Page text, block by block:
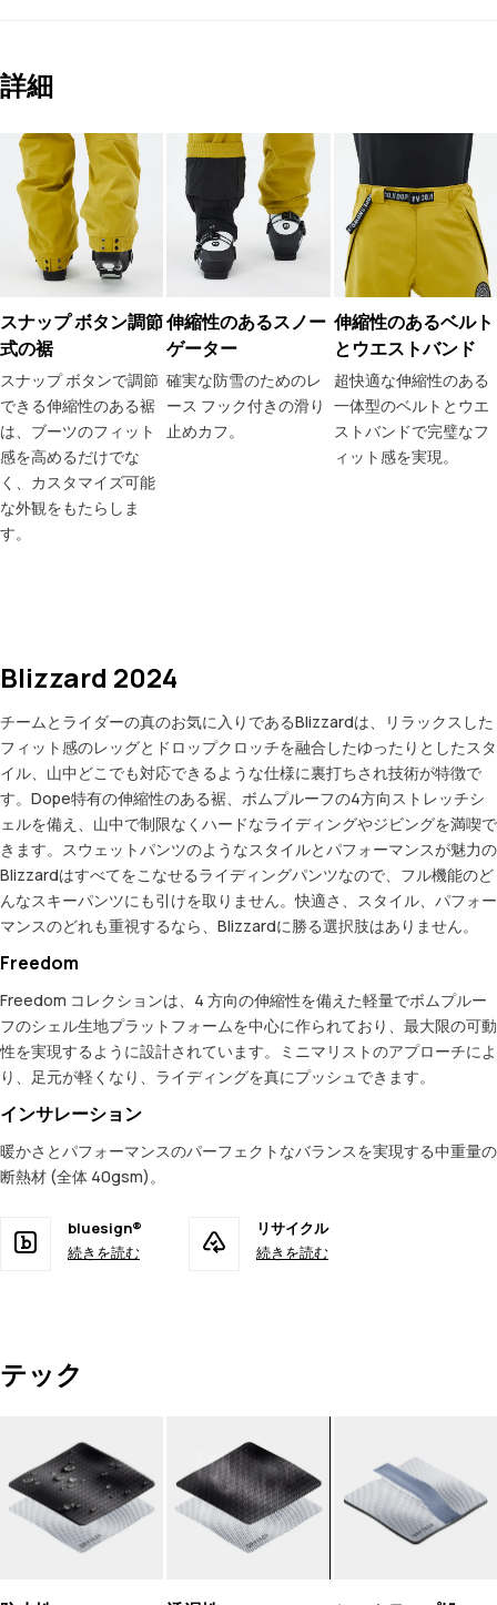
詳細
スナップ ボタン調節
式の裾
スナップ ボタンで調節
できる伸縮性のある裾
は、ブーツのフィット
感を高めるだけでな
く、カスタマイズ可能
な外観をもたらしま
す。
伸縮性のあるスノー
ゲーター
確実な防雪のためのレ
ース フック付きの滑り
止めカフ。
伸縮性のあるベルト
とウエストバンド
超快適な伸縮性のある
一体型のベルトとウエ
ストバンドで完璧なフ
ィット感を実現。
Blizzard 2024
チームとライダーの真のお気に入りであるBlizzardは、リラックスした
フィット感のレッグとドロップクロッチを融合したゆったりとしたスタ
イル、山中どこでも対応できるような仕様に裏打ちされ技術が特徴で
す。Dope特有の伸縮性のある裾、ボムプルーフの4方向ストレッチシ
ェルを備え、山中で制限なくハードなライディングやジビングを満喫で
きます。スウェットパンツのようなスタイルとパフォーマンスが魅力の
Blizzardはすべてをこなせるライディングパンツなので、フル機能のど
んなスキーパンツにも引けを取りません。快適さ、スタイル、パフォー
マンスのどれも重視するなら、Blizzardに勝る選択肢はありません。
Freedom
Freedom コレクションは、4 方向の伸縮性を備えた軽量でボムプルー
フのシェル生地プラットフォームを中心に作られており、最大限の可動
性を実現するように設計されています。ミニマリストのアプローチによ
り、足元が軽くなり、ライディングを真にプッシュできます。
インサレーション
暖かさとパフォーマンスのパーフェクトなバランスを実現する中重量の
断熱材 (全体 40gsm)。
bluesign®
続きを読む
リサイクル
続きを読む
テック